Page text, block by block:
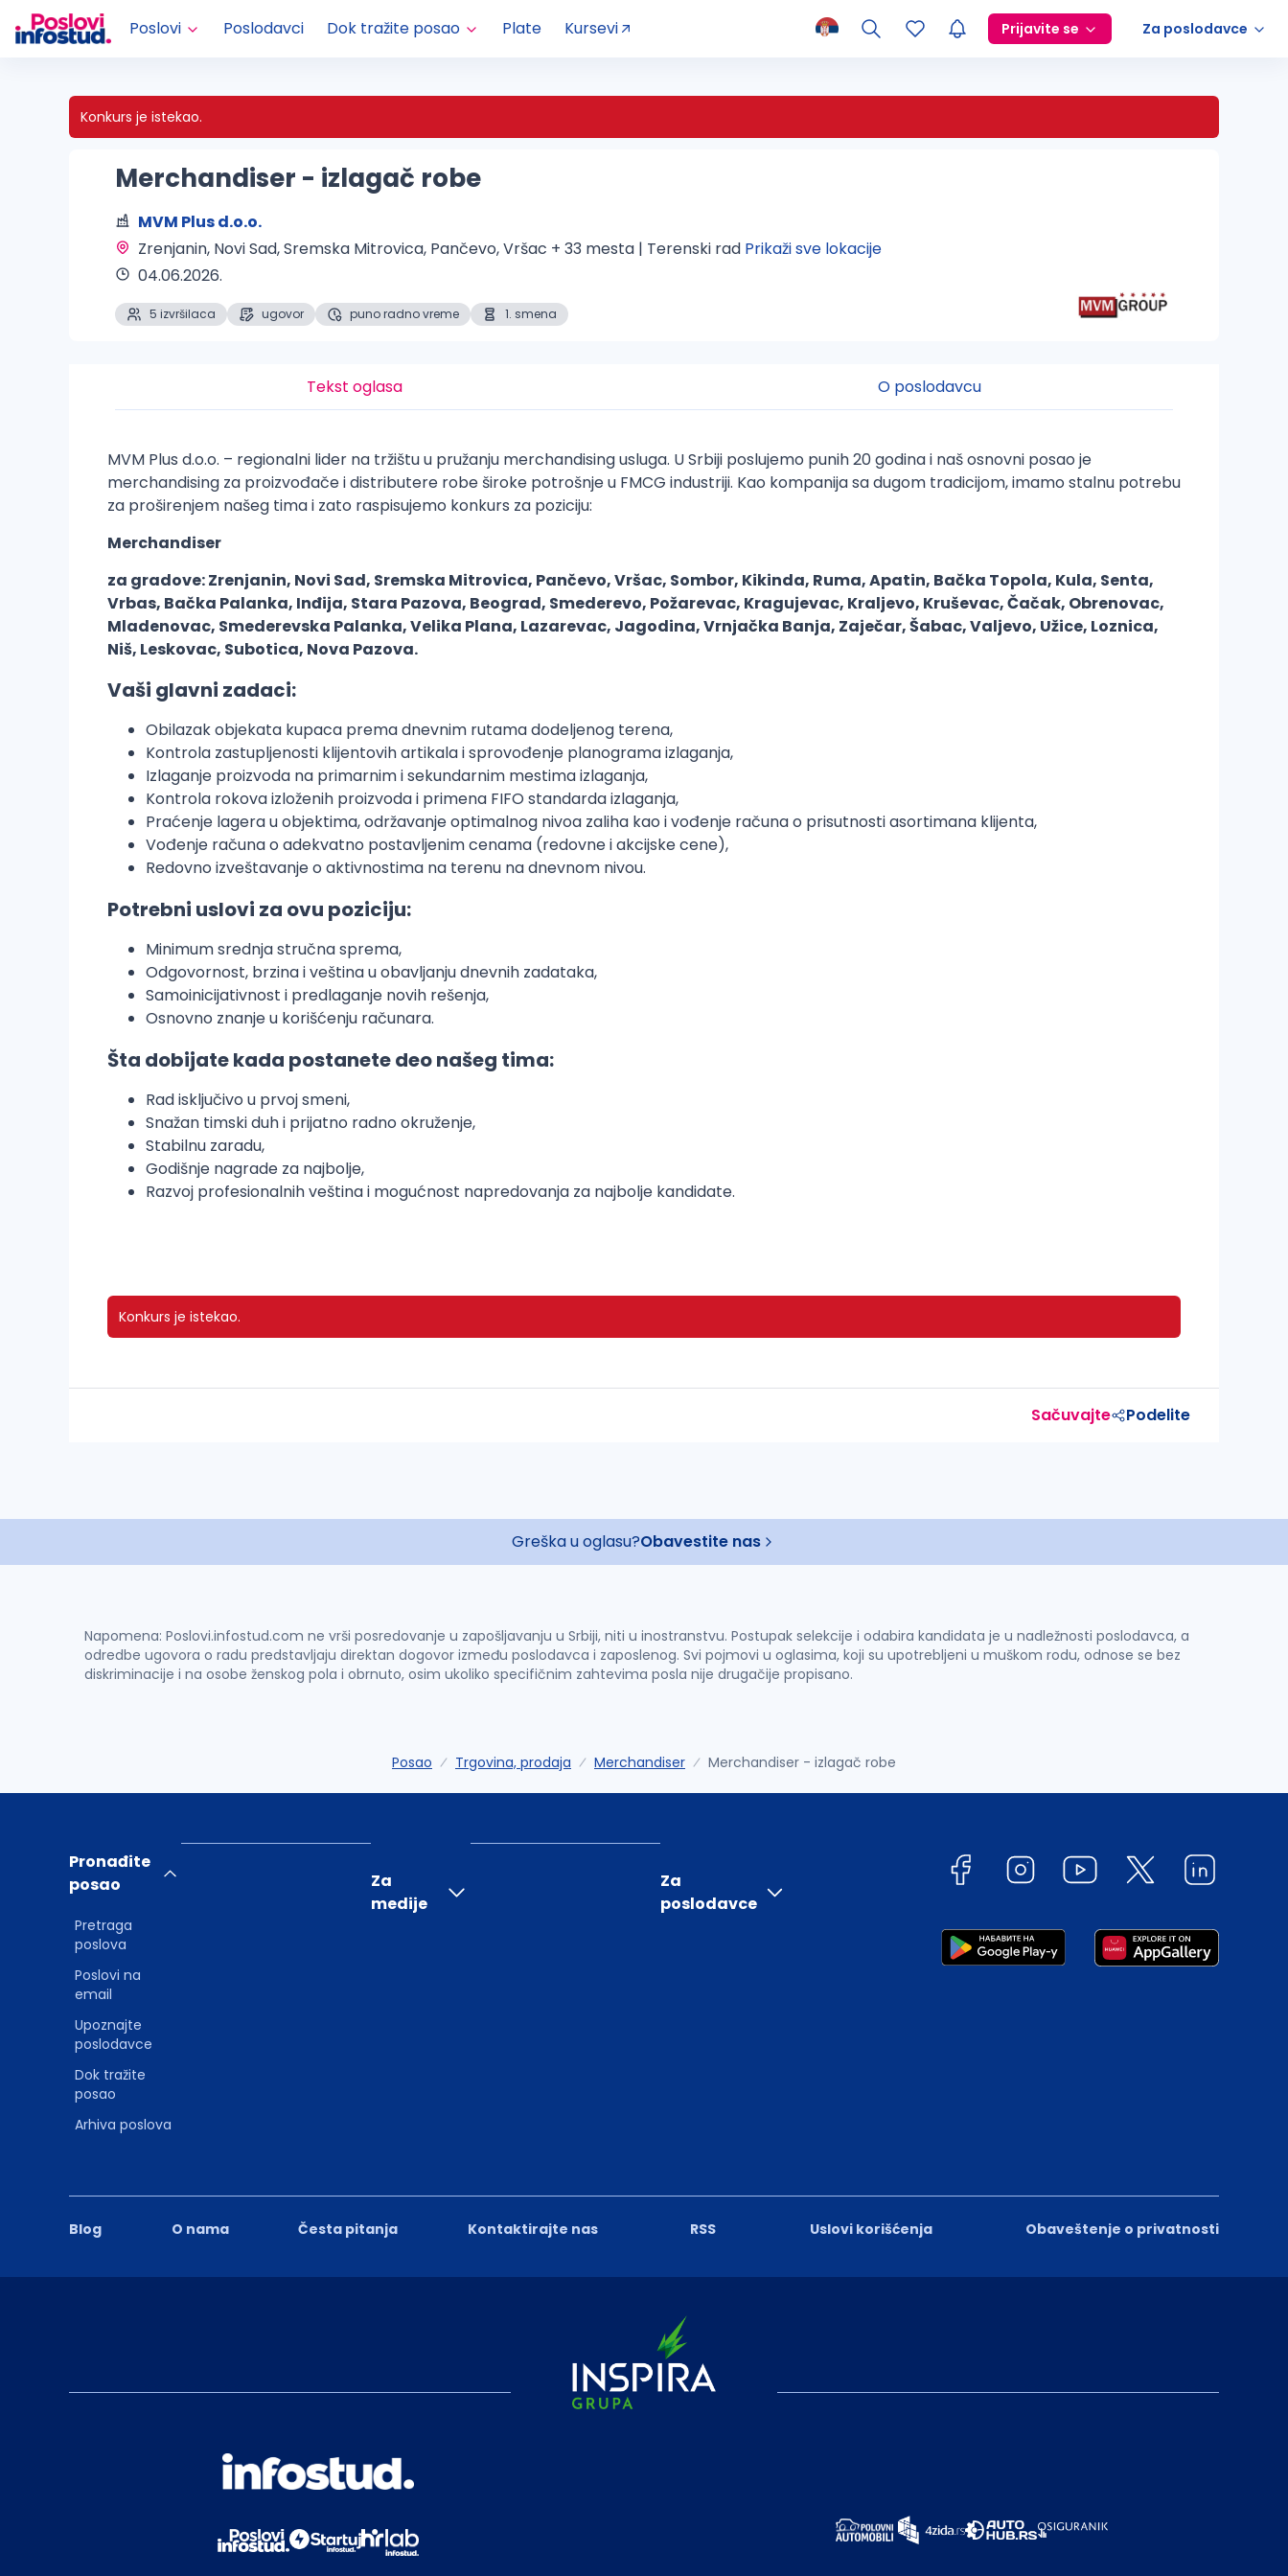
Poslovi Poslodavci Dok tražite posao Plate Kursevi Prijavite se Za poslodavce
Konkurs je istekao.
Merchandiser - izlagač robe
MVM Plus d.o.o.
Zrenjanin, Novi Sad, Sremska Mitrovica, Pančevo, Vršac + 33 mesta | Terenski rad Prikaži sve lokacije
04.06.2026.
5 izvršilaca ugovor puno radno vreme 1. smena
Tekst oglasa O poslodavcu
MVM Plus d.o.o. – regionalni lider na tržištu u pružanju merchandising usluga. U Srbiji poslujemo punih 20 godina i naš osnovni posao je
merchandising za proizvođače i distributere robe široke potrošnje u FMCG industriji. Kao kompanija sa dugom tradicijom, imamo stalnu potrebu
za proširenjem našeg tima i zato raspisujemo konkurs za poziciju:
Merchandiser
za gradove:Zrenjanin, Novi Sad, Sremska Mitrovica, Pančevo, Vršac, Sombor, Kikinda, Ruma, Apatin, Bačka Topola, Kula, Senta,
Vrbas, Bačka Palanka, Inđija, Stara Pazova, Beograd, Smederevo, Požarevac, Kragujevac, Kraljevo, Kruševac, Čačak, Obrenovac,
Mladenovac, Smederevska Palanka, Velika Plana, Lazarevac, Jagodina, Vrnjačka Banja, Zaječar, Šabac, Valjevo, Užice, Loznica,
Niš, Leskovac, Subotica, Nova Pazova.
Vaši glavni zadaci:
Obilazak objekata kupaca prema dnevnim rutama dodeljenog terena,
Kontrola zastupljenosti klijentovih artikala i sprovođenje planograma izlaganja,
Izlaganje proizvoda na primarnim i sekundarnim mestima izlaganja,
Kontrola rokova izloženih proizvoda i primena FIFO standarda izlaganja,
Praćenje lagera u objektima, održavanje optimalnog nivoa zaliha kao i vođenje računa o prisutnosti asortimana klijenta,
Vođenje računa o adekvatno postavljenim cenama (redovne i akcijske cene),
Redovno izveštavanje o aktivnostima na terenu na dnevnom nivou.
Potrebni uslovi za ovu poziciju:
Minimum srednja stručna sprema,
Odgovornost, brzina i veština u obavljanju dnevnih zadataka,
Samoinicijativnost i predlaganje novih rešenja,
Osnovno znanje u korišćenju računara.
Šta dobijate kada postanete deo našeg tima:
Rad isključivo u prvoj smeni,
Snažan timski duh i prijatno radno okruženje,
Stabilnu zaradu,
Godišnje nagrade za najbolje,
Razvoj profesionalnih veština i mogućnost napredovanja za najbolje kandidate.
Konkurs je istekao.
Sačuvajte Podelite
Greška u oglasu?Obavestite nas
Napomena: Poslovi.infostud.com ne vrši posredovanje u zapošljavanju u Srbiji, niti u inostranstvu. Postupak selekcije i odabira kandidata je u nadležnosti poslodavca, a
odredbe ugovora o radu predstavljaju direktan dogovor između poslodavca i zaposlenog. Svi pojmovi u oglasima, koji su upotrebljeni u muškom rodu, odnose se bez
diskriminacije i na osobe ženskog pola i obrnuto, osim ukoliko specifičnim zahtevima posla nije drugačije propisano.
Posao Trgovina, prodaja Merchandiser Merchandiser - izlagač robe
Blog O nama Česta pitanja Kontaktirajte nas RSS Uslovi korišćenja Obaveštenje o privatnosti
Pronađite
posao
Pretraga
poslova
Poslovi na
email
Upoznajte
poslodavce
Dok tražite
posao
Arhiva poslova
Za
medije
Za
poslodavce